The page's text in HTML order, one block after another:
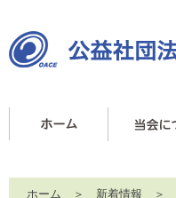
ホーム ＞ 新着情報 ＞